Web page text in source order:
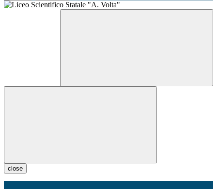
close